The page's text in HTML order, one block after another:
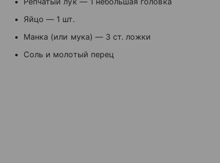
Яйцо — 1 шт.
Манка (или мука) — 3 ст. ложки
Соль и молотый перец